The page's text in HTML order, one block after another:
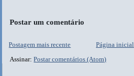
Postar um comentário
Postagem mais recente
Página inicial
Assinar:Postar comentários (Atom)